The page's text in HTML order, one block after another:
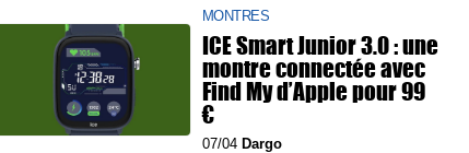
MONTRES
ICE Smart Junior 3.0 : une
montre connectée avec
Find My d’Apple pour 99
€
07/04 Dargo